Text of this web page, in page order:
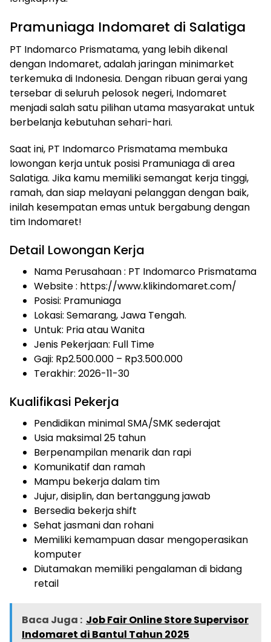
Pramuniaga Indomaret di Salatiga
PT Indomarco Prismatama, yang lebih dikenal
dengan Indomaret, adalah jaringan minimarket
terkemuka di Indonesia. Dengan ribuan gerai yang
tersebar di seluruh pelosok negeri, Indomaret
menjadi salah satu pilihan utama masyarakat untuk
berbelanja kebutuhan sehari-hari.
Saat ini, PT Indomarco Prismatama membuka
lowongan kerja untuk posisi Pramuniaga di area
Salatiga. Jika kamu memiliki semangat kerja tinggi,
ramah, dan siap melayani pelanggan dengan baik,
inilah kesempatan emas untuk bergabung dengan
tim Indomaret!
Detail Lowongan Kerja
Nama Perusahaan : PT Indomarco Prismatama
Website : https://www.klikindomaret.com/
Posisi: Pramuniaga
Lokasi: Semarang, Jawa Tengah.
Untuk: Pria atau Wanita
Jenis Pekerjaan: Full Time
Gaji: Rp2.500.000 – Rp3.500.000
Terakhir: 2026-11-30
Kualifikasi Pekerja
Pendidikan minimal SMA/SMK sederajat
Usia maksimal 25 tahun
Berpenampilan menarik dan rapi
Komunikatif dan ramah
Mampu bekerja dalam tim
Jujur, disiplin, dan bertanggung jawab
Bersedia bekerja shift
Sehat jasmani dan rohani
Memiliki kemampuan dasar mengoperasikan
komputer
Diutamakan memiliki pengalaman di bidang
retail
Baca Juga : Job Fair Online Store Supervisor
Indomaret di Bantul Tahun 2025